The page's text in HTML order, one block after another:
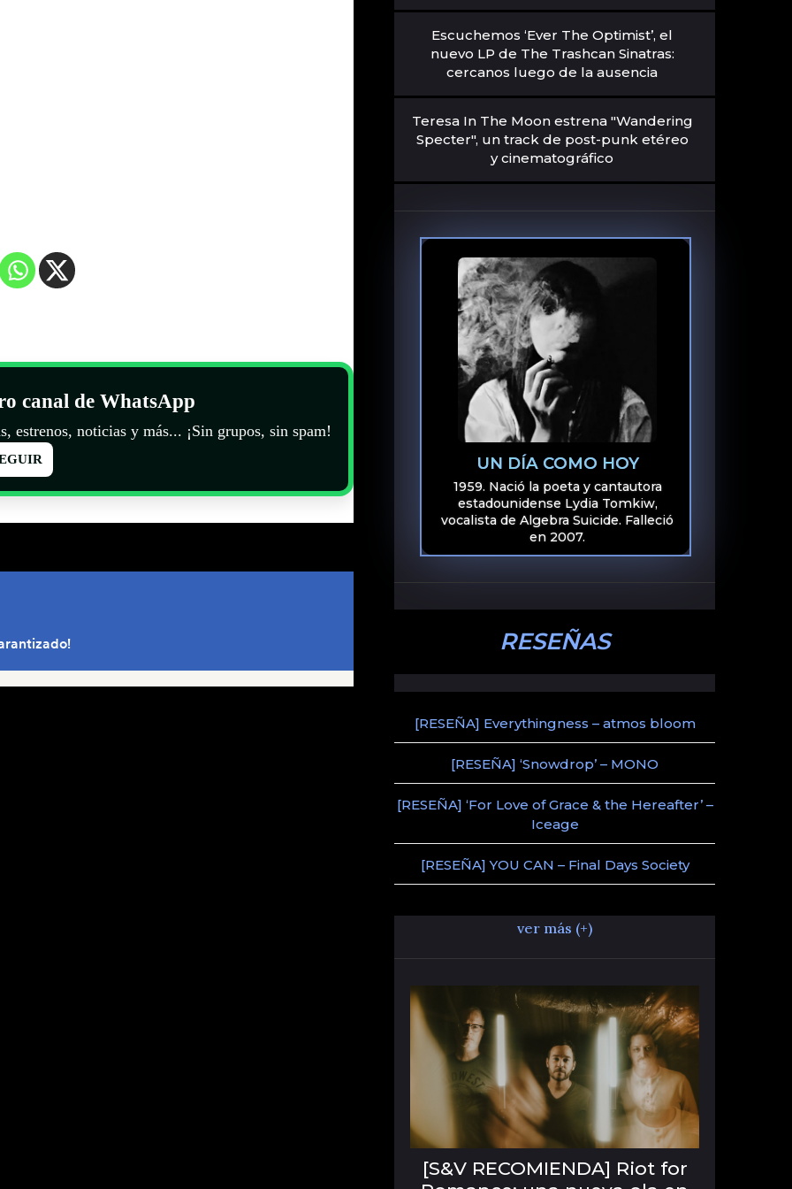
canal de WhatsApp
noticias y más... ¡Sin grupos, sin spam!
Escuchemos ‘Ever The Optimist’, el
nuevo LP de The Trashcan Sinatras:
cercanos luego de la ausencia
Teresa In The Moon estrena "Wandering
Specter", un track de post-punk etéreo
y cinematográfico
UN DÍA COMO HOY
1959. Nació la poeta y cantautora
estadounidense Lydia Tomkiw,
vocalista de Algebra Suicide. Falleció
en 2007.
RESEÑAS
[RESEÑA] Everythingness – atmos bloom
[RESEÑA] ‘Snowdrop’ – MONO
[RESEÑA] ‘For Love of Grace & the Hereafter’ –
Iceage
[RESEÑA] YOU CAN – Final Days Society
ver más (+)
[S&V RECOMIENDA] Riot for